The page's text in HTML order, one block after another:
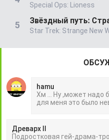
Special Ops: Lioness
Звёздный путь:
Star Trek: Strange New
hamu
Хм ... Ну ,может надо
для меня это было
Древарх II
Подростковая гей-драма-